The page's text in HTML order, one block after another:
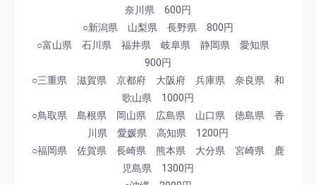
奈川県 600円
○新潟県 山梨県 長野県 800円
○富山県 石川県 福井県 岐阜県 静岡県 愛知県
900円
○三重県 滋賀県 京都府 大阪府 兵庫県 奈良県 和
歌山県 1000円
○鳥取県 島根県 岡山県 広島県 山口県 徳島県 香
川県 愛媛県 高知県 1200円
○福岡県 佐賀県 長崎県 熊本県 大分県 宮崎県 鹿
児島県 1300円